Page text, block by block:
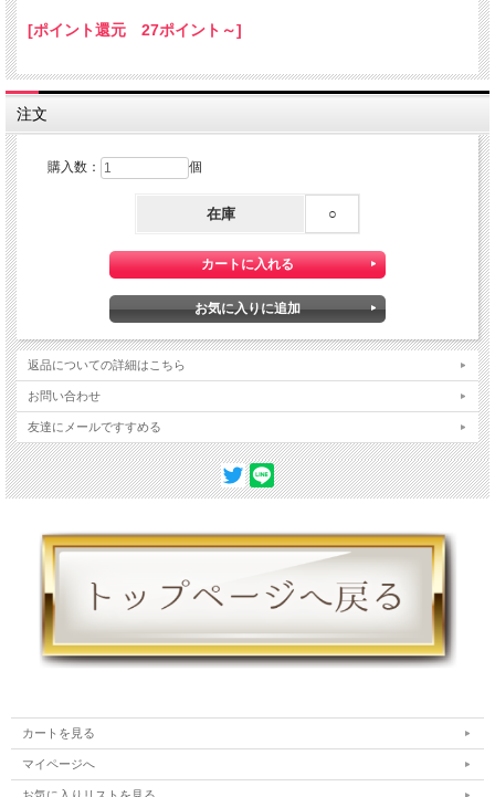
［全成分表］
マー、ジフェニルシロキシフェニルトリメチコン、リンゴ酸ジイソステアリル、キ
ャンデリラロウ炭化水素、マイクロクリスタリンワックス、ダイヤモンド末、アメ
添ヒマシ油、セスキイソステアリン酸ソルビタン、トコフェロール、水酸化Ａｌ、
[＋／－]マイカ、ホウケイ酸（Ｃａ／Ａｌ）、酸化チタン、酸化鉄、黄４
05: 合成フルオロフロゴパイト、トリメチルシロキシケイ酸、メチルトリメチコ
ン、合成ワックス、リンゴ酸ジイソステアリル、（アクリレーツ／アクリル酸ステ
メチコン、マイクロクリスタリンワックス、キャンデリラロウ炭化水素、ダイヤモ
ンド末、アメジスト末、トルマリン、ネフライト末、サンゴ末、パール、ルビー
末、コハク、トコフェロール、水添ヒマシ油、水酸化Ａｌ、セスキイソステアリン
酸ソルビタン、ホウケイ酸（Ｃａ／Ａｌ）、酸化チタン、酸化鉄、赤２０２、グン
[ポイント還元 27ポイント～]
注文
購入数： 個
在庫 ○
返品についての詳細はこちら
お問い合わせ
友達にメールですすめる
カートを見る
マイページへ